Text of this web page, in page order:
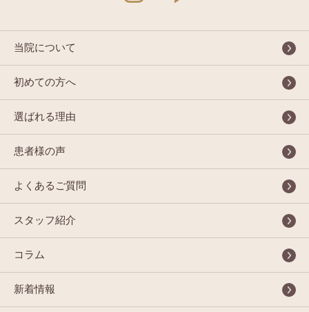
当院について
初めての方へ
選ばれる理由
患者様の声
よくあるご質問
スタッフ紹介
コラム
新着情報